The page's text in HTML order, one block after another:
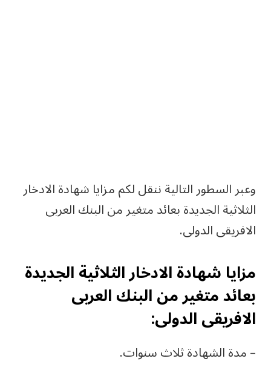
وعبر السطور التالية ننقل لكم مزايا شهادة الادخار
الثلاثية الجديدة بعائد متغير من البنك العربى
الافريقى الدولى.
مزايا شهادة الادخار الثلاثية الجديدة
بعائد متغير من البنك العربى
الافريقى الدولى:
– مدة الشهادة ثلاث سنوات.